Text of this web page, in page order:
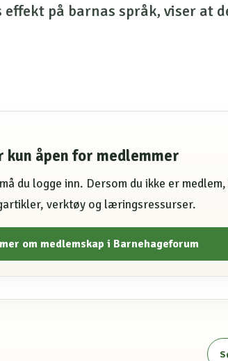
på barnas språk, viser at
åpen for medlemmer
du logge inn. Dersom du ikke er medlem,
verktøy og læringsressurser.
om medlemskap i Barnehageforum